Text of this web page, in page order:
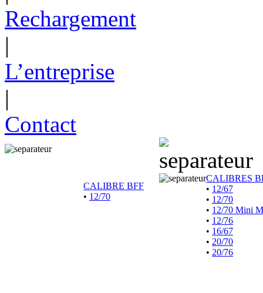
Rechargement
|
L’entreprise
|
Contact
CALIBRE BFF
• 12/70
CALIBRES
• 12/67
• 12/70
• 12/70 Mini
• 12/76
• 16/67
• 20/70
• 20/76